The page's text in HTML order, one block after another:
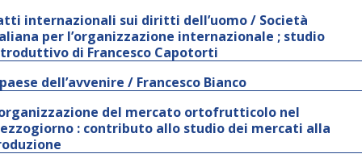
internazionali sui diritti dell’uomo / Società
per l’organizzazione internazionale ; studio
di Francesco Capotorti
dell’avvenire / Francesco Bianco
del mercato ortofrutticolo nel
: contributo allo studio dei mercati alla